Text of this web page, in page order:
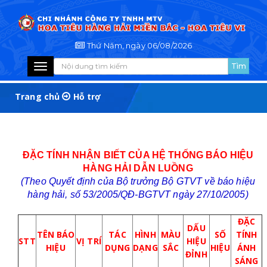
Thứ Năm, ngày 06/08/2026
Toggle
navigation
Trang chủ Hỗ trợ
ĐẶC TÍNH NHẬN BIẾT CỦA HỆ THỐNG BÁO HIỆU
HÀNG HẢI DẪN LUỒNG
(Theo Quyết định của Bộ trưởng Bộ GTVT về báo hiệu
hàng hải, số 53/2005/QĐ-BGTVT ngày 27/10/2005)
STT
TÊN BÁO
HIỆU
VỊ TRÍ
TÁC
DỤNG
HÌNH
DẠNG
MÀU
SẮC
DẤU
HIỆU
ĐỈNH
SỐ
HIỆU
ĐẶC
TÍNH
ÁNH
SÁNG